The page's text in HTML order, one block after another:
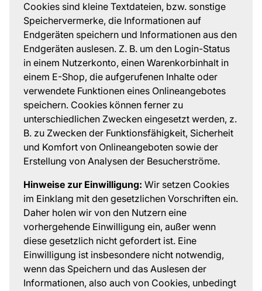
Cookies sind kleine Textdateien, bzw. sonstige
Speichervermerke, die Informationen auf
Endgeräten speichern und Informationen aus den
Endgeräten auslesen. Z. B. um den Login-Status
in einem Nutzerkonto, einen Warenkorbinhalt in
einem E-Shop, die aufgerufenen Inhalte oder
verwendete Funktionen eines Onlineangebotes
speichern. Cookies können ferner zu
unterschiedlichen Zwecken eingesetzt werden, z.
B. zu Zwecken der Funktionsfähigkeit, Sicherheit
und Komfort von Onlineangeboten sowie der
Erstellung von Analysen der Besucherströme.
Hinweise zur Einwilligung: Wir setzen Cookies
im Einklang mit den gesetzlichen Vorschriften ein.
Daher holen wir von den Nutzern eine
vorhergehende Einwilligung ein, außer wenn
diese gesetzlich nicht gefordert ist. Eine
Einwilligung ist insbesondere nicht notwendig,
wenn das Speichern und das Auslesen der
Informationen, also auch von Cookies, unbedingt